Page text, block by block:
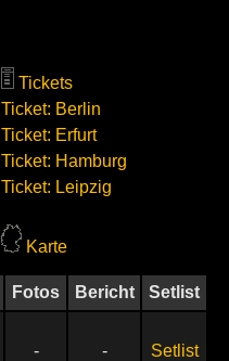
Tickets
Ticket: Berlin
Ticket: Erfurt
Ticket: Hamburg
Ticket: Leipzig
Karte
Fotos Bericht Setlist
- - Setlist